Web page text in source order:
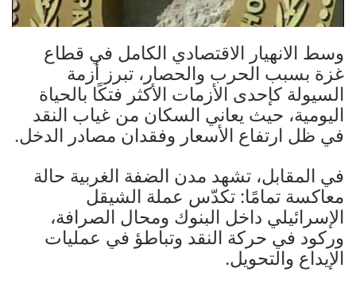
وسط الانهيار الاقتصادي الكامل في قطاع
غزة بسبب الحرب والحصار، تبرز أزمة
السيولة كإحدى الأزمات الأكثر فتكًا بالحياة
اليومية، حيث يعاني السكان من غياب النقد
في ظل ارتفاع الأسعار وفقدان مصادر الدخل.
في المقابل، تشهد مدن الضفة الغربية حالة
معاكسة تمامًا: تكدّس عملة الشيقل
الإسرائيلي داخل البنوك ومحال الصرافة،
وركود في حركة النقد وتباطؤ في عمليات
الإيداع والتحويل.